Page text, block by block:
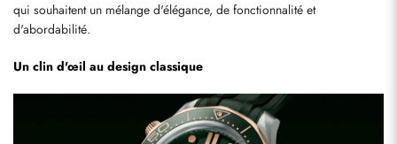
qui souhaitent un mélange d'élégance, de fonctionnalité et
d'abordabilité.
Un clin d'œil au design classique